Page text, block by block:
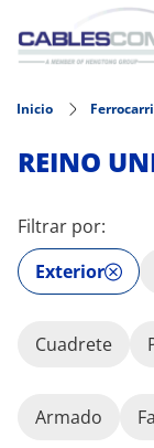
Pasar al contenido
Inicio
REINO
Filtrar por:
Exterior
Cuadrete
Armado